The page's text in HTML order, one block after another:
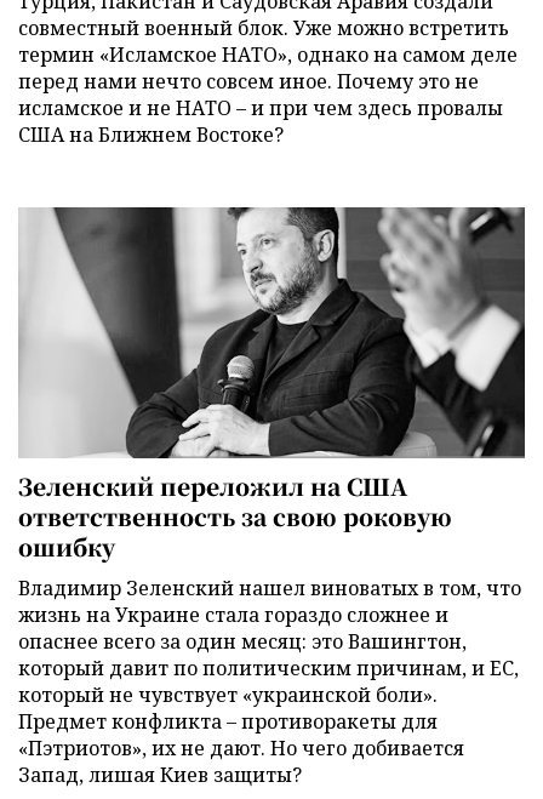
совместный военный блок. Уже можно встретить
термин «Исламское НАТО», однако на самом деле
перед нами нечто совсем иное. Почему это не
исламское и не НАТО – и при чем здесь провалы
США на Ближнем Востоке?
Зеленский переложил на США
ответственность за свою роковую
ошибку
Владимир Зеленский нашел виноватых в том, что
жизнь на Украине стала гораздо сложнее и
опаснее всего за один месяц: это Вашингтон,
который давит по политическим причинам, и ЕС,
который не чувствует «украинской боли».
Предмет конфликта – противоракеты для
«Пэтриотов», их не дают. Но чего добивается
Запад, лишая Киев защиты?